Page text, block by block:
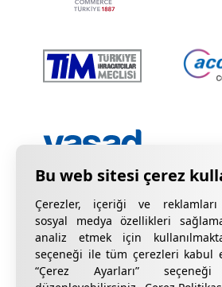
Çerezler, içeriği ve reklamları
sosyal medya özellikleri
analiz etmek için
seçeneği ile tüm çerezleri kabul
“Çerez Ayarları”
Gizlilik Bildirimi KVKK